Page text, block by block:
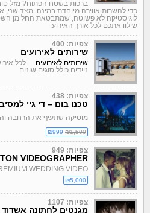
ברכות בשטח הפתוח? מזל
כדי להשרות אווירה מיוחדת במינה. מצד שני,
לוגיסטיקה לא פשוטה, שמתבטאת החל מן
שילוו אתכם לכל אורך האירוע.
צפיות: 400
שירותים לאירועים
שירותים לאירועים – לכל
ניידים כולל סוגים שונים
צפיות: 438
טכנו בום – די גיי
מוסיקה שתעיף את הרחבה
₪1,500
צפיות: 949
VIDEOGRAPHER
WEDDING VIDEO
₪5,000
צפיות: 1107
מגנטים לחתונה אשדוד